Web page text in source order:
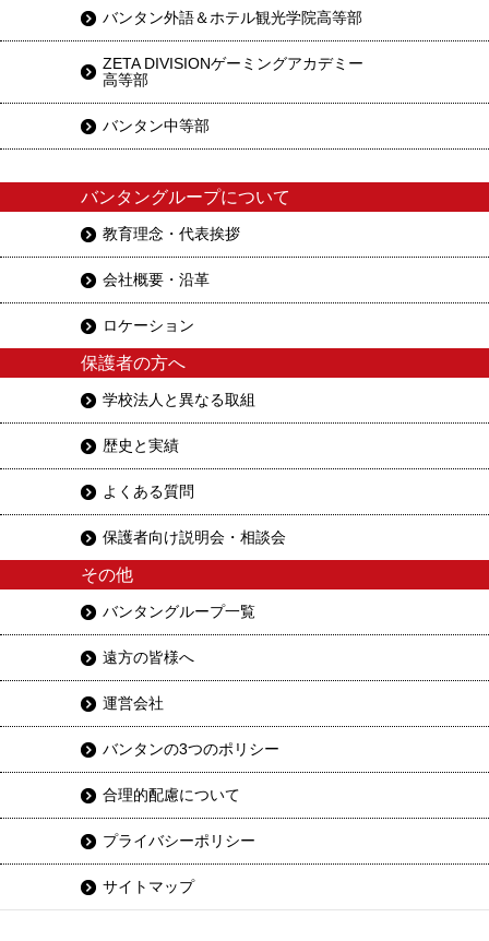
バンタン外語＆ホテル観光学院高等部
ZETA DIVISIONゲーミングアカデミー
高等部
バンタン中等部
バンタングループについて
教育理念・代表挨拶
会社概要・沿革
ロケーション
保護者の方へ
学校法人と異なる取組
歴史と実績
よくある質問
保護者向け説明会・相談会
その他
バンタングループ一覧
遠方の皆様へ
運営会社
バンタンの3つのポリシー
合理的配慮について
プライバシーポリシー
サイトマップ